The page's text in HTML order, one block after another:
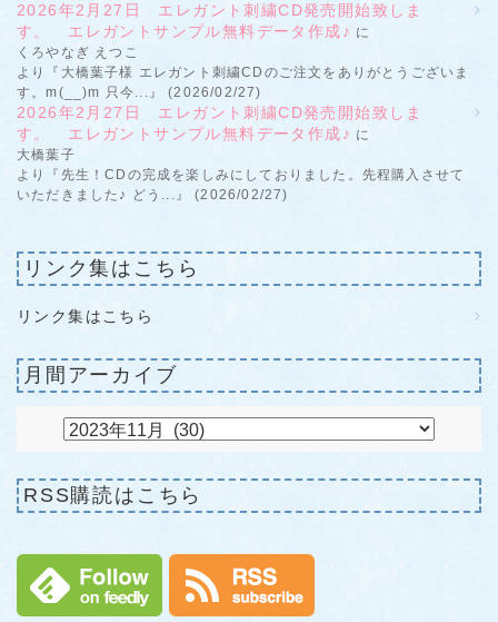
2026年2月27日 エレガント刺繍CD発売開始致しま
す。 エレガントサンプル無料データ作成♪ に
くろやなぎ えつこ
より『大橋葉子様 エレガント刺繍CDのご注文をありがとうございま
す。m(__)m 只今...』 (2026/02/27)
2026年2月27日 エレガント刺繍CD発売開始致しま
す。 エレガントサンプル無料データ作成♪ に
大橋葉子
より『先生！CDの完成を楽しみにしておりました。先程購入させて
いただきました♪ どう...』 (2026/02/27)
リンク集はこちら
リンク集はこちら
月間アーカイブ
RSS購読はこちら